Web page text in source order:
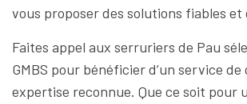
vous proposer des solutions fiables et
Faites appel aux serruriers de Pau
GMBS pour bénéficier d’un service de
expertise reconnue. Que ce soit pour